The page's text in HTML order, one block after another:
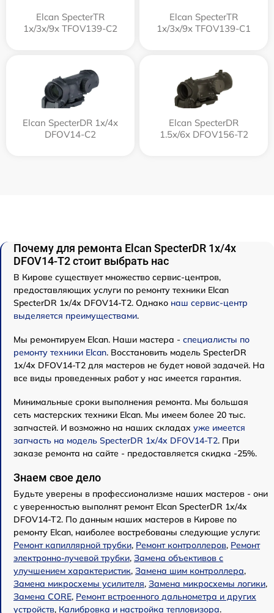
Elcan SpecterTR
1x/3x/9x TFOV139-C2
Elcan SpecterTR
1x/3x/9x TFOV139-C1
Elcan SpecterDR 1x/4x
DFOV14-C2
Elcan SpecterDR
1.5x/6x DFOV156-T2
Почему для ремонта Elcan SpecterDR 1x/4x
DFOV14-T2 стоит выбрать нас
В Кирове существует множество сервис-центров,
предоставляющих услуги по ремонту техники Elcan
SpecterDR 1x/4x DFOV14-T2. Однако наш сервис-центр
выделяется преимуществами.
Мы ремонтируем Elcan. Наши мастера - специалисты по
ремонту техники Elcan. Восстановить модель SpecterDR
1x/4x DFOV14-T2 для мастеров не будет новой задачей. На
все виды проведенных работ у нас имеется гарантия.
Минимальные сроки выполнения ремонта. Мы большая
сеть мастерских техники Elcan. Мы имеем более 20 тыс.
запчастей. И возможно на наших складах уже имеется
запчасть на модель SpecterDR 1x/4x DFOV14-T2. При
заказе ремонта на сайте - предоставляется скидка -25%.
Знаем свое дело
Будьте уверены в профессионализме наших мастеров - они
с уверенностью выполнят ремонт Elcan SpecterDR 1x/4x
DFOV14-T2. По данным наших мастеров в Кирове по
ремонту Elcan, наиболее востребованы следующие услуги:
Ремонт капиллярной трубки, Ремонт контроллеров, Ремонт
электронно-лучевой трубки, Замена объективов с
улучшением характеристик, Замена шим контроллера,
Замена микросхемы усилителя, Замена микросхемы логики,
Замена CORE, Ремонт встроенного дальнометра и других
устройств, Калибровка и настройка тепловизора.